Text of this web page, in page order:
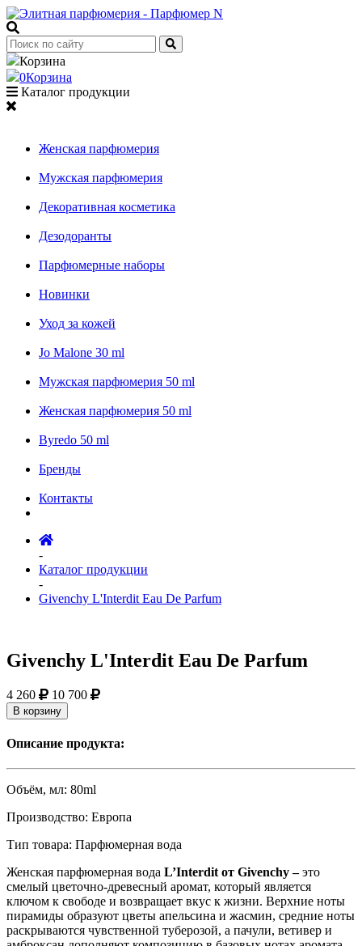
Корзина
0Корзина
Каталог продукции
Женская парфюмерия
Мужская парфюмерия
Декоративная косметика
Дезодоранты
Парфюмерные наборы
Новинки
Уход за кожей
Jo Malone 30 ml
Мужская парфюмерия 50 ml
Женская парфюмерия 50 ml
Byredo 50 ml
Бренды
Контакты
-
Каталог продукции
-
Givenchy L'Interdit Eau De Parfum
Givenchy L'Interdit Eau De Parfum
4 260 10 700
В корзину
Описание продукта:
Объём, мл: 80ml
Производство: Eвропа
Тип товара: Парфюмерная вода
Женская парфюмерная вода L’Interdit от Givenchy –это
смелый цветочно-древесный аромат, который является
ключом к свободе и возвращает вкус к жизни. Верхние ноты
пирамиды образуют цветы апельсина и жасмин, средние ноты
раскрываются чувственной туберозой, а пачули, ветивер и